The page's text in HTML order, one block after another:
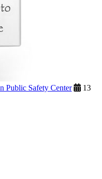
Public Safety Center
13